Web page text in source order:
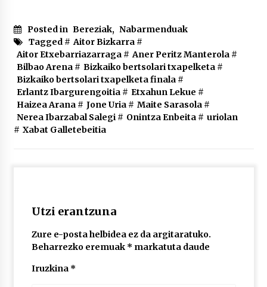
MUSIBLA #297: Bide, Boards Of Canada, Somak,
Tiga, Twisted Teens, Underscores, Habia
2026/07/02
Posted in Bereziak, Nabarmenduak
Tagged # Aitor Bizkarra#
Aitor Etxebarriazarraga# Aner Peritz Manterola#
Bilbao Arena# Bizkaiko bertsolari txapelketa#
Bizkaiko bertsolari txapelketa finala#
Erlantz Ibargurengoitia# Etxahun Lekue #
Haizea Arana# Jone Uria# Maite Sarasola#
Nerea Ibarzabal Salegi# Onintza Enbeita# uriolan
# Xabat Galletebeitia
Utzi erantzuna
Zure e-posta helbidea ez da argitaratuko.
Beharrezko eremuak * markatuta daude
Iruzkina *